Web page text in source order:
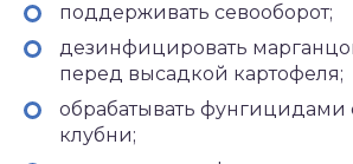
поддерживать севооборот;
дезинфицировать
перед высадкой картофеля;
обрабатывать
клубни;